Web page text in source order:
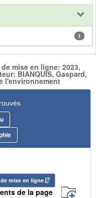
1
mise en ligne: 2023,
BIANQUIS, Gaspard,
l'environnement
mise en ligne
de la page